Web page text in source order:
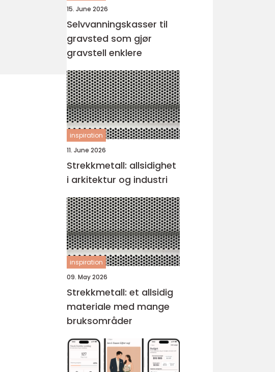
15. June 2026
Selvvanningskasser til
gravsted som gjør
gravstell enklere
inspiration
11. June 2026
Strekkmetall: allsidighet
i arkitektur og industri
inspiration
09. May 2026
Strekkmetall: et allsidig
materiale med mange
bruksområder